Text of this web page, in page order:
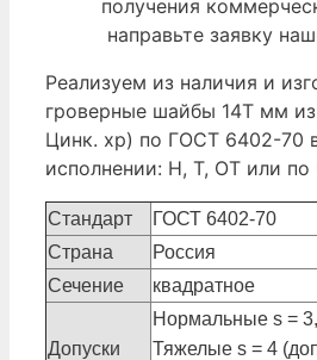
получения
направьте заявку
Реализуем из наличия и
гроверные шайбы 14Т мм
Цинк. хр) по ГОСТ 6402-70
исполнении: Н, Т, ОТ или по
Стандарт
ГОСТ 6402-70
Страна
Россия
Сечение
квадратное
Допуски
Нормальные s =
Тяжелые s = 4